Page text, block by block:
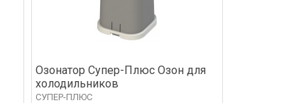
Озонатор Супер-Плюс Озон для
холодильников
СУПЕР-ПЛЮС